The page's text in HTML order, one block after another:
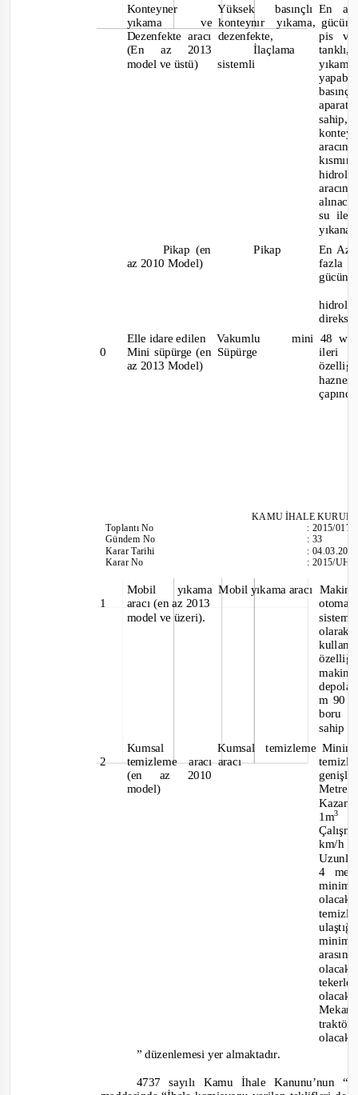
Konteyner
yıkama
Dezenfekte aracı dezenfekte,
Yüksek
ve konteynır
yıkama,
pis ve
basınçlı En
(En az 2013
model ve üstü)
İlaçlama
sistemli
tanklı,
aracın
su ile
Pikap (en
az 2010 Model)
Pikap
En Az
fazla
Elle idare edilen
Vakumlu
Mini süpürge (en Süpürge
az 2013 Model)
mini 48
0
ileri
özelliği
KAMU İHALE
ToplantıNo
Gündem No
Karar Tarihi
Karar No
:2015/017
:33
:
:2015/
Mobil
aracı (en az 2013
yıkama Mobil yıkama aracı
1
model ve üzeri).
sistem
olarak
m 90
boru
sahip
Kumsal
Kumsal temizleme
2 temizleme aracı aracı
(en az 2010
model)
Metre
Kazan
1m3
km/
4
” düzenlemesi yer almaktadır.
4737 sayılı Kamu İhale Kanunu’nun